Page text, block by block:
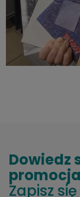
Dowiedz
Zapisz